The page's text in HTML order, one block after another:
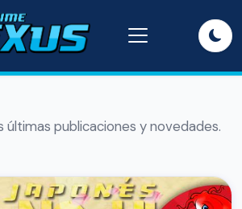
últimas publicaciones y novedades.